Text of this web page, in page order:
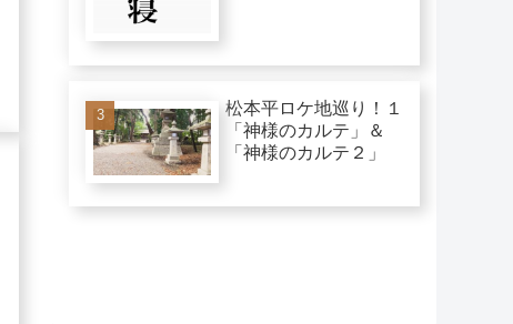
松本平ロケ地巡り！１
「神様のカルテ」＆
「神様のカルテ２」